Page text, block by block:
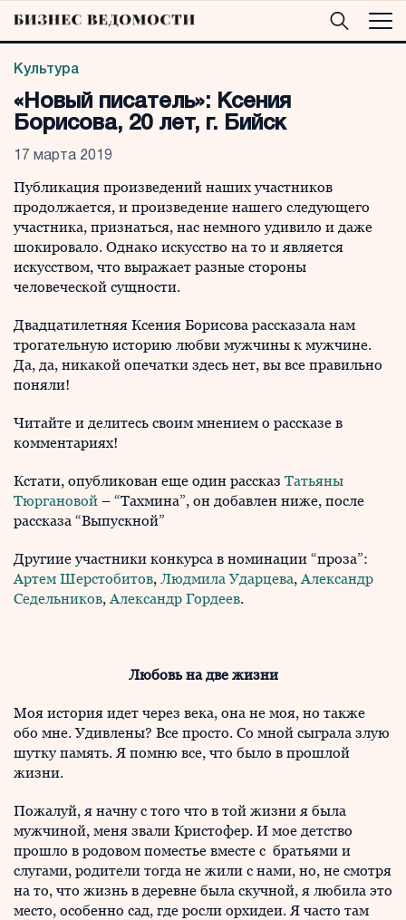
Культура
«Новый писатель»: Ксения
Борисова, 20 лет, г. Бийск
17 марта 2019
Публикация произведений наших участников
продолжается, и произведение нашего следующего
участника, признаться, нас немного удивило и даже
шокировало. Однако искусство на то и является
искусством, что выражает разные стороны
человеческой сущности.
Двадцатилетняя Ксения Борисова рассказала нам
трогательную историю любви мужчины к мужчине.
Да, да, никакой опечатки здесь нет, вы все правильно
поняли!
Читайте и делитесь своим мнением о рассказе в
комментариях!
Кстати, опубликован еще один рассказ Татьяны
Тюргановой – “Тахмина”, он добавлен ниже, после
рассказа “Выпускной”
Другиие участники конкурса в номинации “проза”:
Артем Шерстобитов, Людмила Ударцева,Александр
Седельников,Александр Гордеев.
Любовь на две жизни
Моя история идет через века, она не моя, но также
обо мне. Удивлены? Все просто. Со мной сыграла злую
шутку память. Я помню все, что было в прошлой
жизни.
Пожалуй, я начну с того что в той жизни я была
мужчиной, меня звали Кристофер. И мое детство
прошло в родовом поместье вместе с братьями и
слугами, родители тогда не жили с нами, но, не смотря
на то, что жизнь в деревне была скучной, я любила это
место, особенно сад, где росли орхидеи. Я часто там